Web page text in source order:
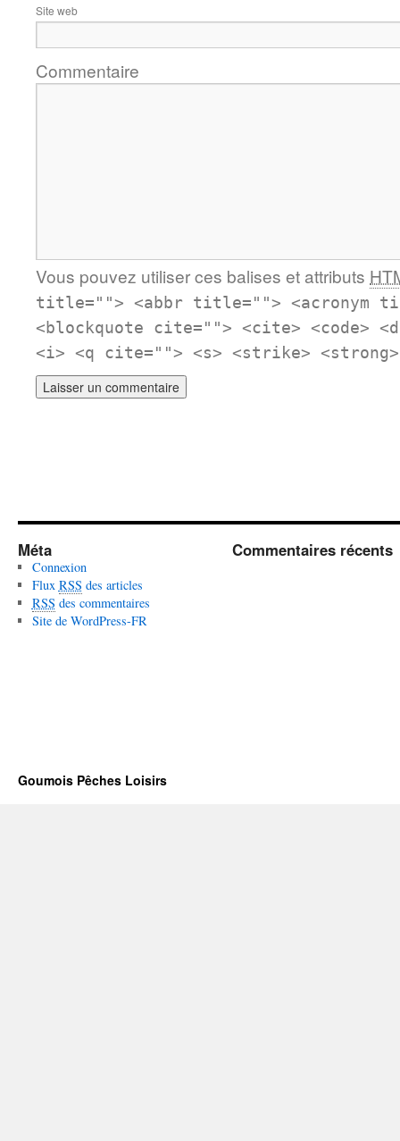
Site web
Commentaire
Vous pouvez utiliser ces balises et attributs
title=""> <abbr title=""> <acronym
<blockquote cite=""> <cite> <code>
<i> <q cite=""> <s> <strike> <strong>
Méta
Connexion
Flux RSS des articles
RSS des commentaires
Site de WordPress-FR
Commentaires récents
Goumois Pêches Loisirs